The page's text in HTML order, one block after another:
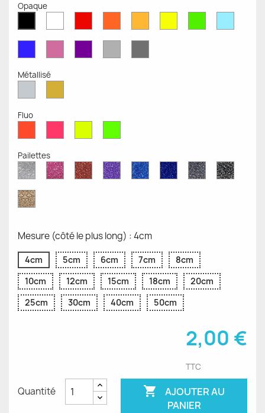
Opaque
Mat
Mat
Mat
Mat
Mate
OpaqueMat
Opaque
Mat
Mat
Mat
Clair
Foncé
Métallisé
MétalliséMétallique
Fluo
Fluo
Fluo
Fluo
Fluo
Pailettes
Diamant
Scintillant
Paillettes
Roses
Paillettes
Rouges
Paillettes
Violettes
Saphir
Bleu
Paillettes
Bleu
Gris
PailletéNoires
Paillettes
d'Or
Mesure (côté le plus long) : 4cm
4cm 5cm 6cm 7cm
8cm
10cm
12cm 15cm 18cm
20cm
25cm
30cm 40cm 50cm
2,00 €
TTC
Quantité 
AJOUTER AU
PANIER